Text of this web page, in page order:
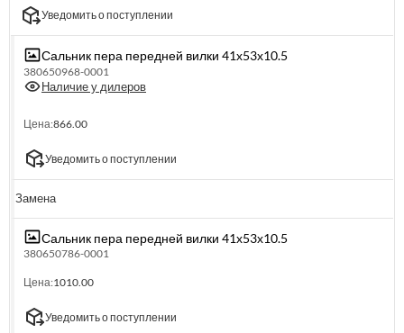
Уведомить о поступлении
Сальник пера передней вилки 41х53х10.5
380650968-0001
Наличие у дилеров
Цена:866.00
Уведомить о поступлении
Замена
Сальник пера передней вилки 41х53х10.5
380650786-0001
Цена:1010.00
Уведомить о поступлении